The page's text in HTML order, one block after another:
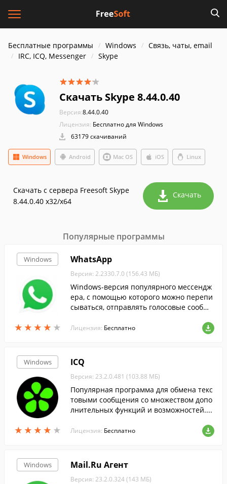
Бесплатные программы Windows
Связь, чаты, email
IRC, ICQ, Messenger
Skype
Скачать Skype 8.44.0.40
Версия:8.44.0.40
Лицензия: Бесплатно для Windows
63179 скачиваний
Windows Android Mac OS iOS Linux
Скачать с сервера Freesoft Skype
8.44.0.40 x32/x64
Скачать
Популярные программы
Windows
★ ★ ★ ★ ★
★ ★ ★ ★ ★
WhatsApp
Версия: 2.2330.7.0 (156.43 МБ)
Windows-версия популярного мессендж
ера, с помощью которого можно перепи
сываться, отправлять голосовые сообще
и видео файлами....
Лицензия: Бесплатно
Windows
★ ★ ★ ★ ★
★ ★ ★ ★ ★
ICQ
Версия: 23.2.0.481 (103.88 МБ)
Популярная программа для обмена текс
товыми сообщения со множеством допо
лнительных функций и возможностей....
Лицензия: Бесплатно
Windows Mail.Ru Агент
Версия: 23.2.0.324 (143 МБ)